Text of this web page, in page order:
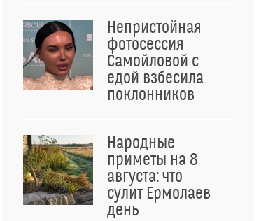
Непристойная
фотосессия
Самойловой с
едой взбесила
поклонников
Народные
приметы на 8
августа: что
сулит Ермолаев
день